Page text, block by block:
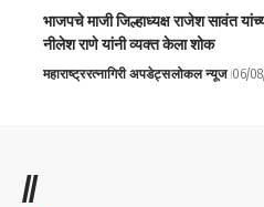
भाजपचे माजी जिल्हाध्यक्ष राजेश सावंत
नीलेश राणे यांनी व्यक्त केला शोक
महाराष्ट्ररत्नागिरी अपडेट्सलोकल न्यूज 06/
//